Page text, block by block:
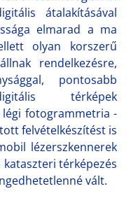
átalakításával
elmarad a ma
olyan korszerű
rendelkezésre,
pontosabb
térképek
légi fotogrammetria -
felvételkészítést is
lézerszkennerek
kataszteri térképezés
vált.